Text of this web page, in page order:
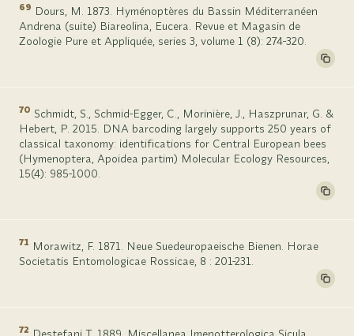
69 Dours, M. 1873. Hyménoptères du Bassin Méditerranéen
Andrena (suite) Biareolina, Eucera. Revue et Magasin de
Zoologie Pure et Appliquée, series 3, volume 1 (8): 274-320.
70 Schmidt, S., Schmid-Egger, C., Morinière, J., Haszprunar, G. &
Hebert, P. 2015. DNA barcoding largely supports 250 years of
classical taxonomy: identifications for Central European bees
(Hymenoptera, Apoidea partim) Molecular Ecology Resources,
15(4): 985-1000.
71 Morawitz, F. 1871. Neue Suedeuropaeische Bienen. Horae
Societatis Entomologicae Rossicae, 8 : 201-231.
72